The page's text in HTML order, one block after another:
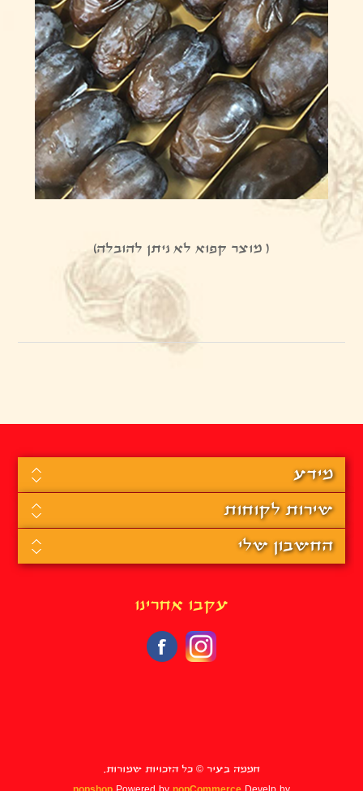
( מוצר קפוא לא ניתן להובלה)
מידע
שירות לקוחות
החשבון שלי
עקבו אחרינו
חממה בעיר © כל הזכויות שמורות.